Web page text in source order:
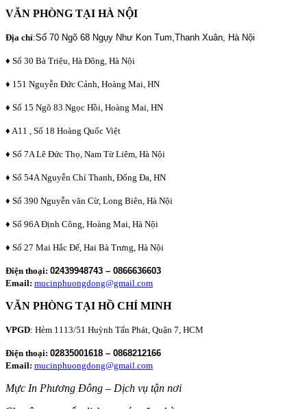
VĂN PHÒNG TẠI HÀ NỘI
Địa chỉ:Số 70 Ngõ 68 Ngụy Như Kon Tum,Thanh Xuân, Hà Nội
♦ Số 30 Bà Triệu, Hà Đông, Hà Nội
♦ 151 Nguyễn Đức Cảnh, Hoàng Mai, HN
♦ Số 15 Ngõ 83 Ngọc Hồi, Hoàng Mai, HN
♦ A11 , Số 18 Hoàng Quốc Việt
♦ Số 7A Lê Đức Thọ, Nam Từ Liêm, Hà Nội
♦ Số 54A Nguyễn Chí Thanh, Đống Đa, HN
♦ Số 390 Nguyễn văn Cừ, Long Biên, Hà Nội
♦ Số 96A Định Công, Hoàng Mai, Hà Nội
♦ Số 27 Mai Hắc Đế, Hai Bà Trưng, Hà Nội
Điện thoại: 02439948743 – 0866636603
Email: mucinphuongdong@gmail.com
VĂN PHÒNG TẠI HỒ CHÍ MINH
VPGD: Hẻm 1113/51 Huỳnh Tấn Phát, Quận 7, HCM
Điện thoại: 02835001618 – 0868212166
Email: mucinphuongdong@gmail.com
Mực In Phương Đông – Dịch vụ tận nơi